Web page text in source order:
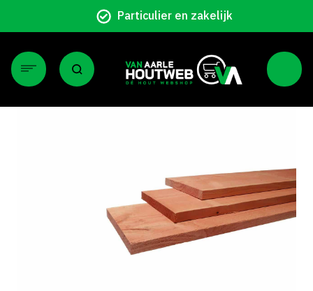
Particulier en zakelijk